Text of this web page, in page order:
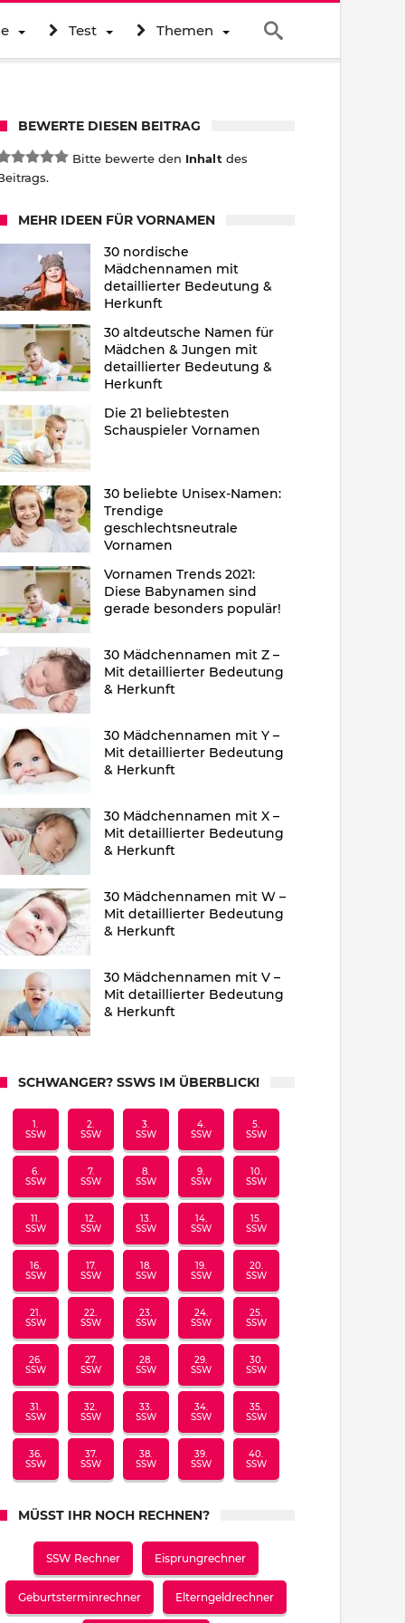
Test Themen
BEWERTE DIESEN BEITRAG
Bitte bewerte den Inhalt des
MEHR IDEEN FÜR VORNAMEN
30 nordische
Mädchennamen mit
detaillierter Bedeutung &
Herkunft
30 altdeutsche Namen für
Mädchen & Jungen mit
detaillierter Bedeutung &
Herkunft
Die 21 beliebtesten
Schauspieler Vornamen
30 beliebte Unisex-Namen:
Trendige
geschlechtsneutrale
Vornamen
Vornamen Trends 2021:
Diese Babynamen sind
gerade besonders populär!
30 Mädchennamen mit Z –
Mit detaillierter Bedeutung
& Herkunft
30 Mädchennamen mit Y –
Mit detaillierter Bedeutung
& Herkunft
30 Mädchennamen mit X –
Mit detaillierter Bedeutung
& Herkunft
30 Mädchennamen mit W –
Mit detaillierter Bedeutung
& Herkunft
30 Mädchennamen mit V –
Mit detaillierter Bedeutung
& Herkunft
SCHWANGER? SSWS IM ÜBERBLICK!
1.
SSW
2.
SSW
3.
SSW
4.
SSW
5.
SSW
6.
SSW
7.
SSW
8.
SSW
9.
SSW
10.
SSW
11.
SSW
12.
SSW
13.
SSW
14.
SSW
15.
SSW
16.
SSW
17.
SSW
18.
SSW
19.
SSW
20.
SSW
21.
SSW
22.
SSW
23.
SSW
24.
SSW
25.
SSW
26.
SSW
27.
SSW
28.
SSW
29.
SSW
30.
SSW
31.
SSW
32.
SSW
33.
SSW
34.
SSW
35.
SSW
36.
SSW
37.
SSW
38.
SSW
39.
SSW
40.
SSW
MÜSST IHR NOCH RECHNEN?
SSW Rechner Eisprungrechner
Geburtsterminrechner Elterngeldrechner